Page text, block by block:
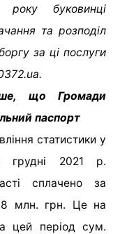
року буковинці
та розподіл
за ці послуги
що Громади
паспорт
статистики у
грудні 2021 р.
сплачено за
млн. грн. Це на
цей період сум.